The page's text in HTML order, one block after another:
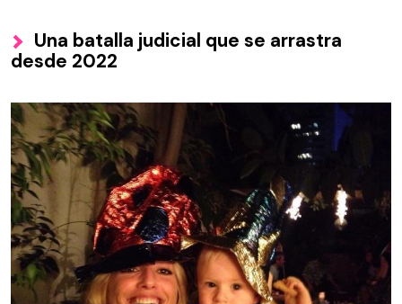
Una batalla judicial que se arrastra
desde 2022